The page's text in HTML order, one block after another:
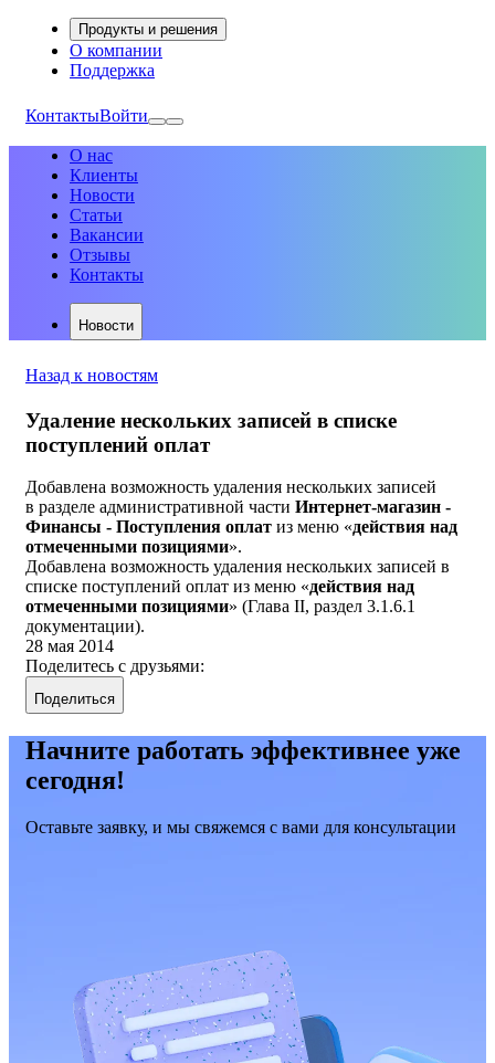
Продукты и решения
О компании
Поддержка
КонтактыВойти
О нас
Клиенты
Новости
Статьи
Вакансии
Отзывы
Контакты
Новости
Назад к новостям
Удаление нескольких записей в списке
поступлений оплат
Добавлена возможность удаления нескольких записей
в разделе административной части Интернет-магазин -
Финансы - Поступления оплат из меню «действия над
отмеченными позициями».
Добавлена возможность удаления нескольких записей в
списке поступлений оплат из меню «действия над
отмеченными позициями» (Глава II, раздел 3.1.6.1
документации).
28 мая 2014
Поделитесь с друзьями:
Поделиться
Начните работать эффективнее уже
сегодня!
Оставьте заявку, и мы свяжемся с вами для консультации